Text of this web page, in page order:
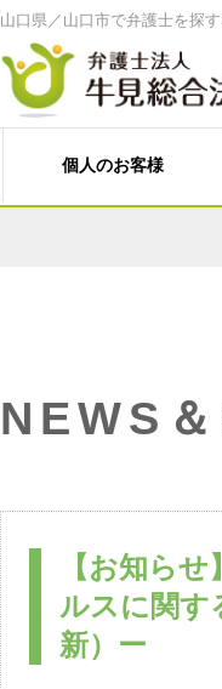
山口県／山口市で弁護士を探
個人のお客様
C型肝炎給付金
NEWS
【お知ら
ルスに関す
新）ー